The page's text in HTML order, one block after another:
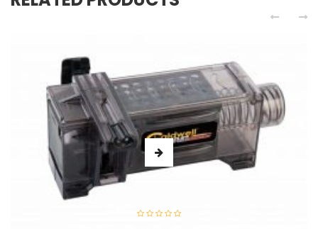
Caldwell – Szybkoładowarka Do Magazynków AK Mag